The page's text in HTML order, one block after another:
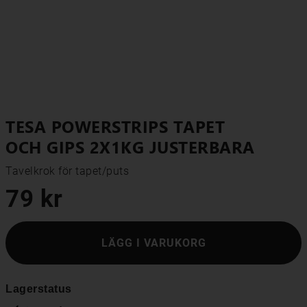
TESA POWERSTRIPS TAPET
OCH GIPS 2X1KG JUSTERBARA
Tavelkrok för tapet/puts
79 kr
LÄGG I VARUKORG
Lagerstatus